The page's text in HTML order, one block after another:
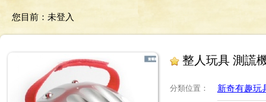
您目前： 未登入
整人玩具 測謊
分類位置 ： 新奇有趣玩